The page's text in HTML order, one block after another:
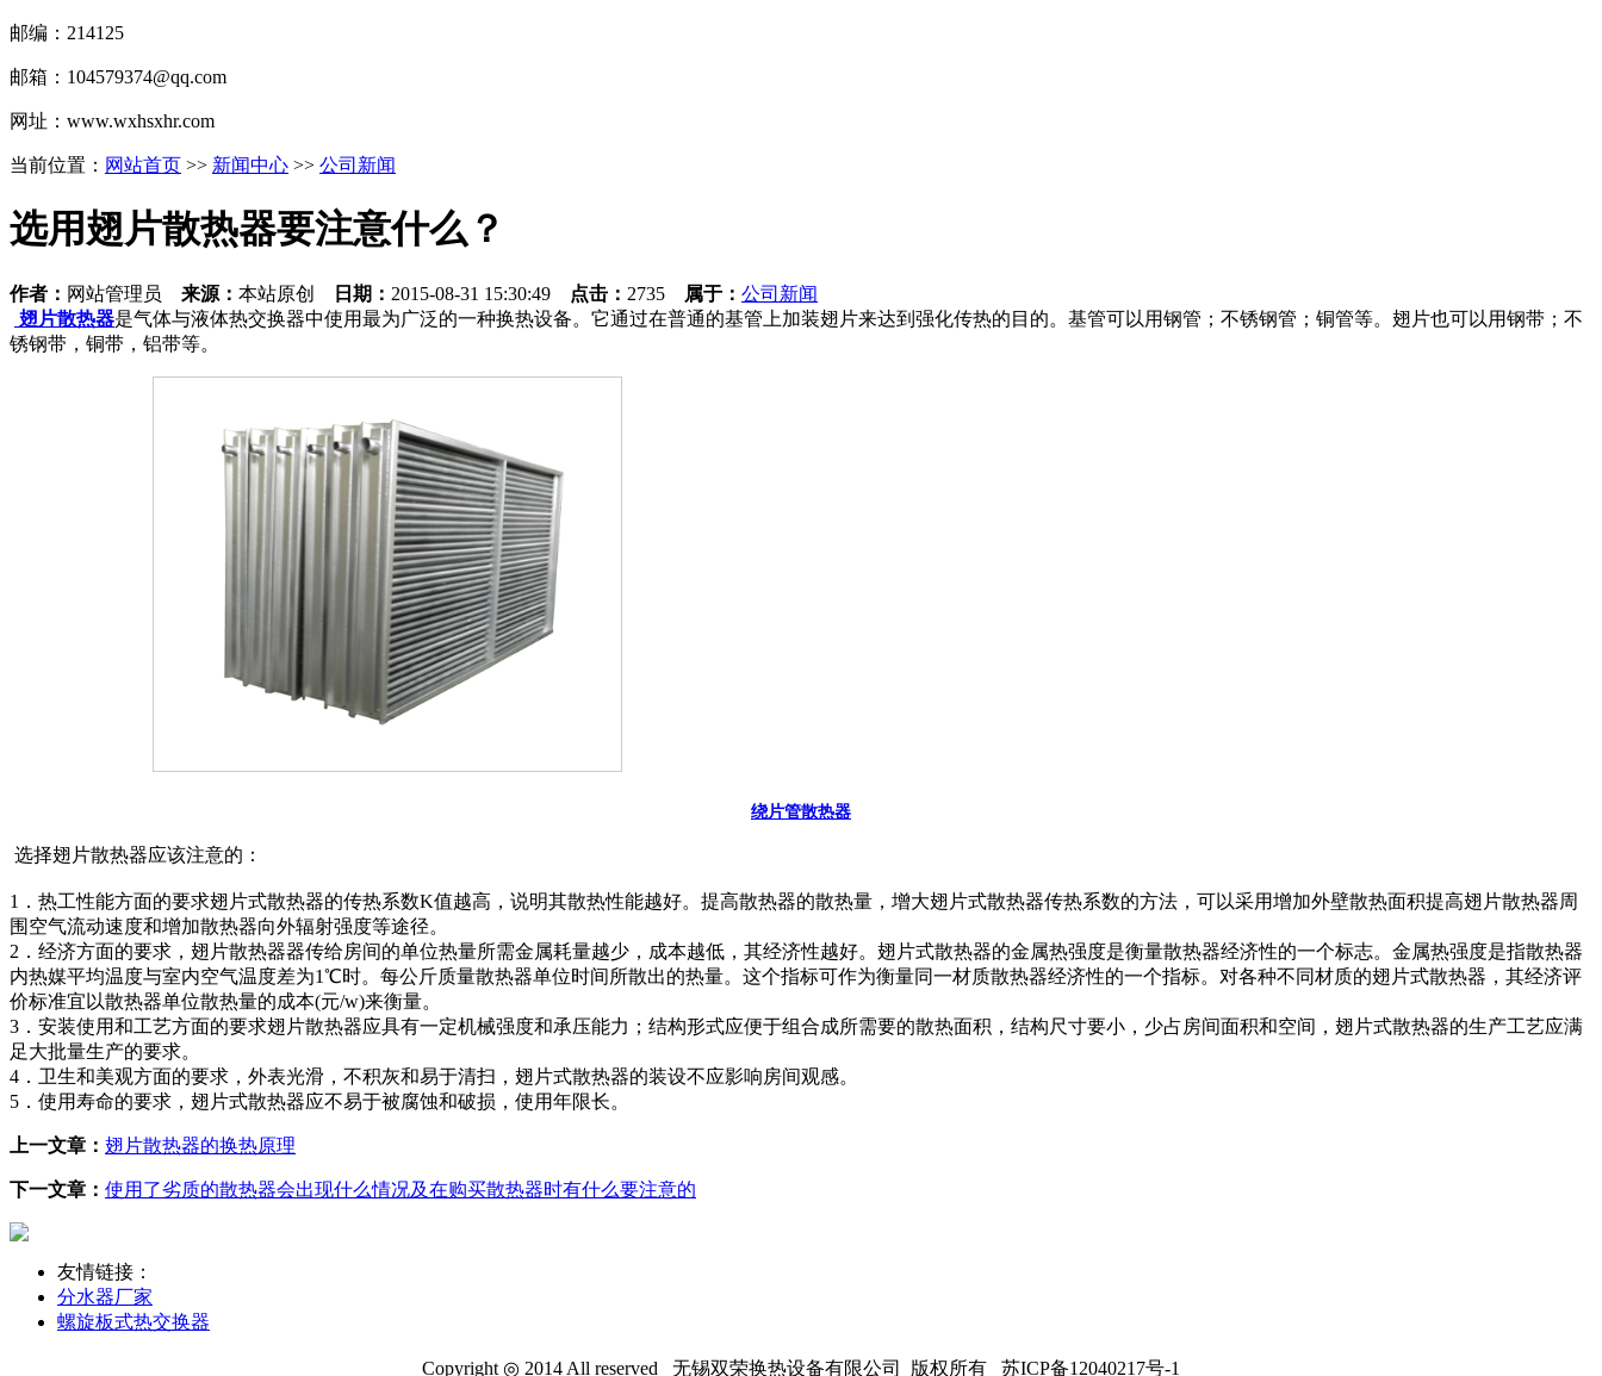
邮编：214125
邮箱： 104579374@qq.com
网址：www.wxhsxhr.com
当前位置： 网站首页 >> 新闻中心 >> 公司新闻
选用翅片散热器要注意什么？
作者： 网站管理员 来源： 本站原创 日期： 2015-08-31 15:30:49 点击： 2735 属于： 公司新闻
翅片散热器是气体与液体热交换器中使用最为广泛的一种换热设备。它通过在普通的基管上加装翅片来达到强化传热的目的。基管可以用钢管；不锈钢管；铜管等。翅片也可以用钢带；不
锈钢带，铜带，铝带等。
绕片管散热器
选择翅片散热器应该注意的：
1．热工性能方面的要求翅片式散热器的传热系数K值越高，说明其散热性能越好。提高散热器的散热量，增大翅片式散热器传热系数的方法，可以采用增加外壁散热面积提高翅片散热器周
围空气流动速度和增加散热器向外辐射强度等途径。
2．经济方面的要求，翅片散热器器传给房间的单位热量所需金属耗量越少，成本越低，其经济性越好。翅片式散热器的金属热强度是衡量散热器经济性的一个标志。金属热强度是指散热器
内热媒平均温度与室内空气温度差为1℃时。每公斤质量散热器单位时间所散出的热量。这个指标可作为衡量同一材质散热器经济性的一个指标。对各种不同材质的翅片式散热器，其经济评
价标准宜以散热器单位散热量的成本(元/w)来衡量。
3．安装使用和工艺方面的要求翅片散热器应具有一定机械强度和承压能力；结构形式应便于组合成所需要的散热面积，结构尺寸要小，少占房间面积和空间，翅片式散热器的生产工艺应满
足大批量生产的要求。
4．卫生和美观方面的要求，外表光滑，不积灰和易于清扫，翅片式散热器的装设不应影响房间观感。
5．使用寿命的要求，翅片式散热器应不易于被腐蚀和破损，使用年限长。
上一文章： 翅片散热器的换热原理
下一文章： 使用了劣质的散热器会出现什么情况及在购买散热器时有什么要注意的
友情链接：
分水器厂家
螺旋板式热交换器
Copyright ◎ 2014 All reserved 无锡双荣换热设备有限公司 版权所有 苏ICP备12040217号-1